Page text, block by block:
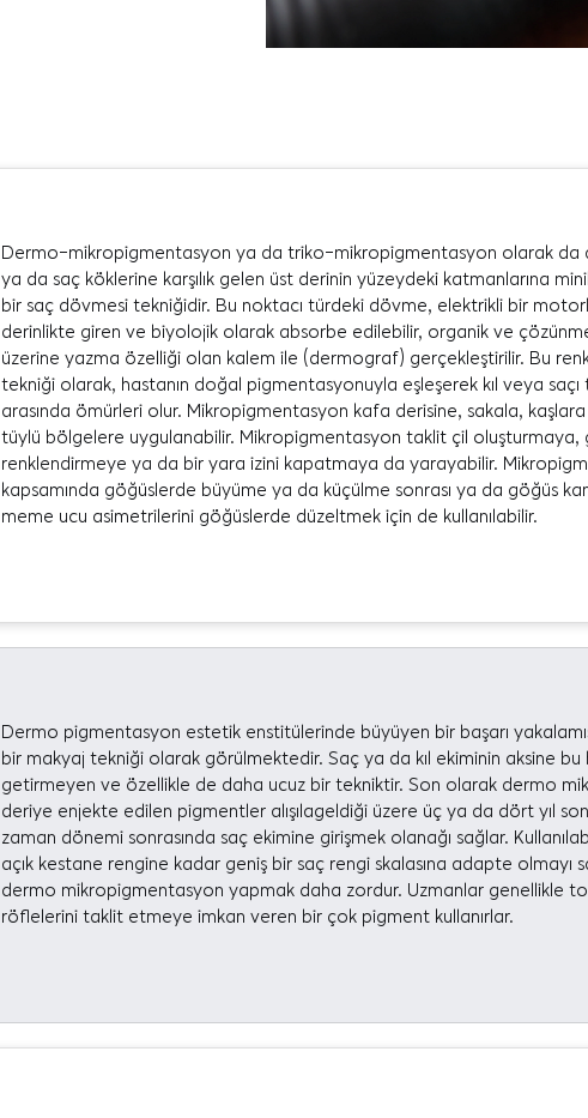
Dermo-mikropigmentasyon ya da triko-mikropigmentasyon olarak da
ya da saç köklerine karşılık gelen üst derinin yüzeydeki katmanlarına
bir saç dövmesi tekniğidir. Bu noktacı türdeki dövme, elektrikli bir
derinlikte giren ve biyolojik olarak absorbe edilebilir, organik ve
üzerine yazma özelliği olan kalem ile (dermograf) gerçekleştirilir. Bu
tekniği olarak, hastanın doğal pigmentasyonuyla eşleşerek kıl veya
arasında ömürleri olur. Mikropigmentasyon kafa derisine, sakala,
tüylü bölgelere uygulanabilir. Mikropigmentasyon taklit çil oluşturmaya,
renklendirmeye ya da bir yara izini kapatmaya da yarayabilir.
kapsamında göğüslerde büyüme ya da küçülme sonrası ya da göğüs
meme ucu asimetrilerini göğüslerde düzeltmek için de kullanılabilir.
Dermo pigmentasyon estetik enstitülerinde büyüyen bir başarı
bir makyaj tekniği olarak görülmektedir. Saç ya da kıl ekiminin aksine
getirmeyen ve özellikle de daha ucuz bir tekniktir. Son olarak dermo
deriye enjekte edilen pigmentler alışılageldiği üzere üç ya da dört yıl
zaman dönemi sonrasında saç ekimine girişmek olanağı sağlar.
açık kestane rengine kadar geniş bir saç rengi skalasına adapte olmayı
dermo mikropigmentasyon yapmak daha zordur. Uzmanlar genellikle ton
röflelerini taklit etmeye imkan veren bir çok pigment kullanırlar.